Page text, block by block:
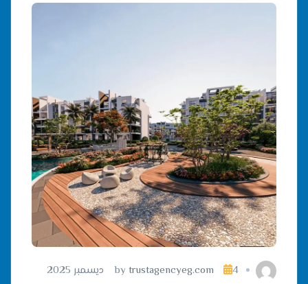
by trustagencyeg.com 4 ديسمبر 2025